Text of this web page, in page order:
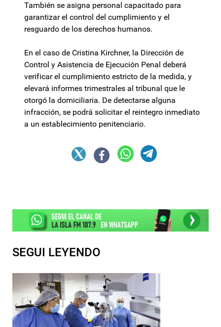
También se asigna personal capacitado para
garantizar el control del cumplimiento y el
resguardo de los derechos humanos.
En el caso de Cristina Kirchner, la Dirección de
Control y Asistencia de Ejecución Penal deberá
verificar el cumplimiento estricto de la medida, y
elevará informes trimestrales al tribunal que le
otorgó la domiciliaria. De detectarse alguna
infracción, se podrá solicitar el reintegro inmediato
a un establecimiento penitenciario.
SEGUI LEYENDO